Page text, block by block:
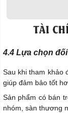
4.4 Lựa chọn
Sau khi tham khảo
giúp đảm bảo tốt
Sản phẩm có bán
nhóm, sàn thương